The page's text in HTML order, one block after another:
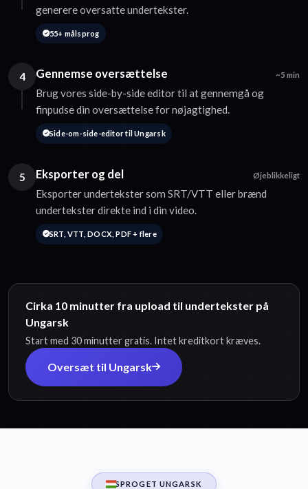
generere oversatte undertekster.
55+ målsprog
4 Gennemse oversættelse ~5 min
Brug vores side-by-side editor til at gennemgå og
finpudse din oversættelse for nøjagtighed.
Side-om-side-editor til Ungarsk
5 Eksporter og del Øjeblikkeligt
Eksporter undertekster som SRT/VTT eller brænd
undertekster direkte ind i din video.
SRT, VTT, DOCX, PDF + flere
Cirka 10 minutter fra upload til undertekster på
Ungarsk
Start med 30 minutter gratis. Intet kreditkort kræves.
Oversæt til Ungarsk
SPROGET UNGARSK